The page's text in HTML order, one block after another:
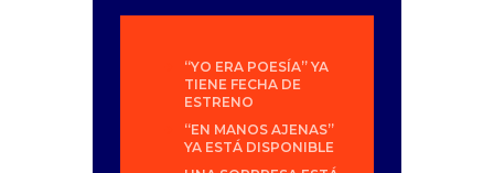
“YO ERA POESÍA” YA
TIENE FECHA DE
ESTRENO
“EN MANOS AJENAS”
YA ESTÁ DISPONIBLE